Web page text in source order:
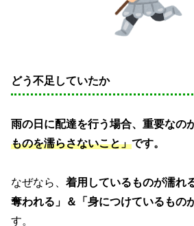
どう不足していたか
雨の日に配達を行う場合、重要なのが
ものを濡らさないこと」です。
なぜなら、 着用しているものが濡れ
奪われる」＆「身につけているもの
す。